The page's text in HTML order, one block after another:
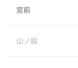
宮前
山ノ脇